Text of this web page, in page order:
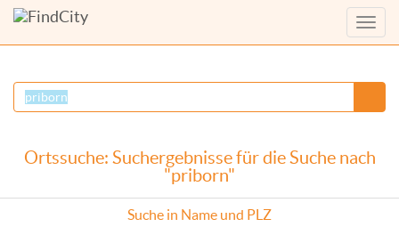
Menü
Ortssuche: Suchergebnisse für die Suche nach
"priborn"
Suche in Name und PLZ